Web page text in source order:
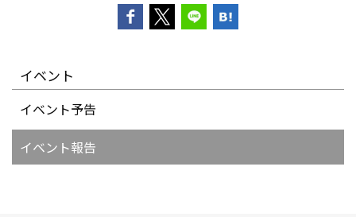
イベント
イベント予告
イベント報告